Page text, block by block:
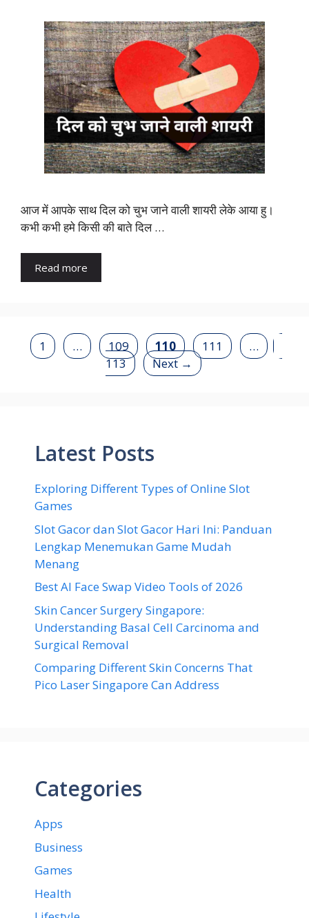
आज में आपके साथ दिल को चुभ जाने वाली शायरी लेके आया हु।
कभी कभी हमे किसी की बाते दिल …
Read more
Page
1 … Page
109 Page
110 Page
111 …
113
Next →
Latest Posts
Exploring Different Types of Online Slot
Games
Slot Gacor dan Slot Gacor Hari Ini: Panduan
Lengkap Menemukan Game Mudah
Menang
Best AI Face Swap Video Tools of 2026
Skin Cancer Surgery Singapore:
Understanding Basal Cell Carcinoma and
Surgical Removal
Comparing Different Skin Concerns That
Pico Laser Singapore Can Address
Categories
Apps
Business
Games
Health